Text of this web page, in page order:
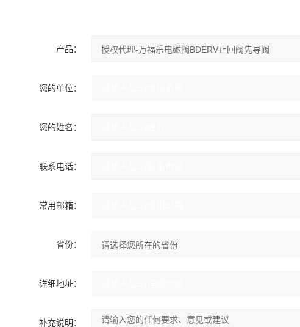
产品：
您的单位：
您的姓名：
联系电话：
常用邮箱：
省份：
详细地址：
补充说明：